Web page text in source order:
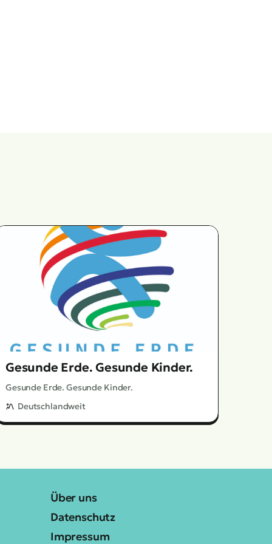
Gesunde Erde. Gesunde Kinder.
Gesunde Erde. Gesunde Kinder.
Deutschlandweit
Über uns
Datenschutz
Impressum